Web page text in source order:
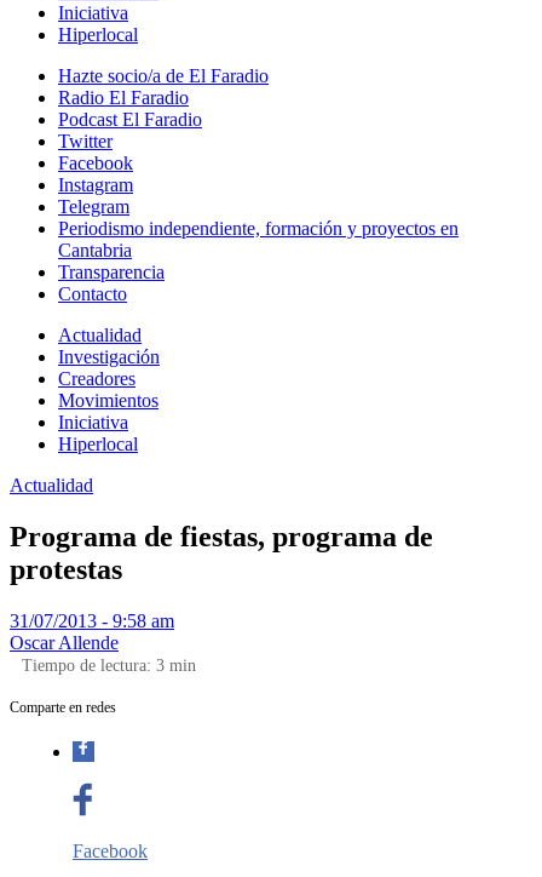
Iniciativa
Hiperlocal
Hazte socio/a de El Faradio
Radio El Faradio
Podcast El Faradio
Twitter
Facebook
Instagram
Telegram
Periodismo independiente, formación y proyectos en
Cantabria
Transparencia
Contacto
Actualidad
Investigación
Creadores
Movimientos
Iniciativa
Hiperlocal
Actualidad
Programa de fiestas, programa de
protestas
31/07/2013 - 9:58 am
Oscar Allende
Tiempo de lectura: 3 min
Comparte en redes
Facebook